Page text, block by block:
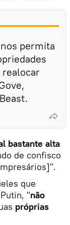
permita
realocar
bastante alta
de confisco
que
"não
próprias